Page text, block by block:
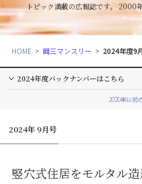
トピック満載の広報誌です。2000
HOME 岡三マンスリー 2024年度9
2024年度バックナンバーはこちら
2020年以前
2024年 9月号
竪穴式住居をモルタル